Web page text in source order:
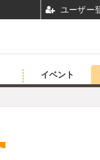
イベント
ユーザー